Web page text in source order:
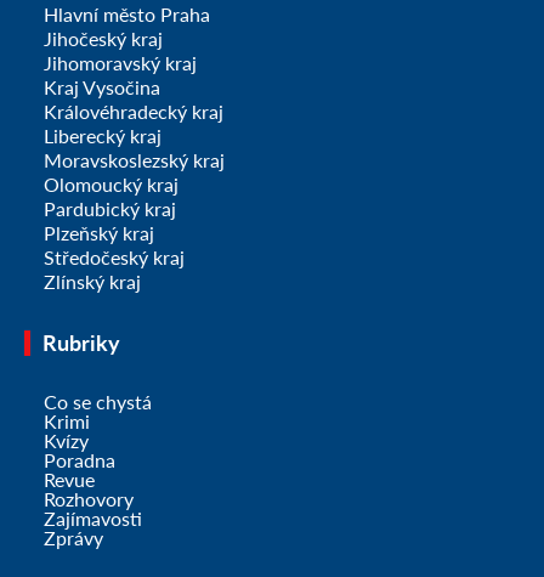
Hlavní město Praha
Jihočeský kraj
Jihomoravský kraj
Kraj Vysočina
Královéhradecký kraj
Liberecký kraj
Moravskoslezský kraj
Olomoucký kraj
Pardubický kraj
Plzeňský kraj
Středočeský kraj
Zlínský kraj
Rubriky
Co se chystá
Krimi
Kvízy
Poradna
Revue
Rozhovory
Zajímavosti
Zprávy